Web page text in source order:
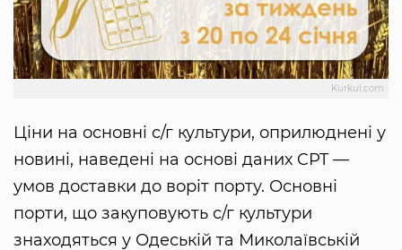
Kurkul.com
Ціни на основні с/г культури, оприлюднені у
новині, наведені на основі даних CPT —
умов доставки до воріт порту. Основні
порти, що закуповують с/г культури
знаходяться у Одеській та Миколаївській